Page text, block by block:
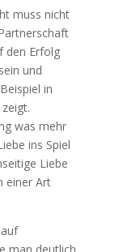
muss nicht
den Erfolg
und
in
was mehr
ins Spiel
Liebe
einer Art